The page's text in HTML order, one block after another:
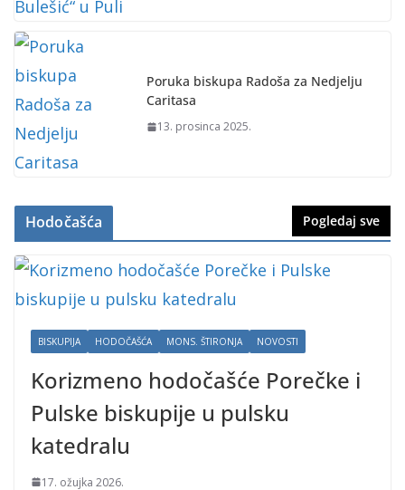
Poruka biskupa Radoša za Nedjelju
Caritasa
13. prosinca 2025.
Hodočašća Pogledaj sve
BISKUPIJA HODOČAŠĆA MONS. ŠTIRONJA NOVOSTI
Korizmeno hodočašće Porečke i
Pulske biskupije u pulsku
katedralu
17. ožujka 2026.